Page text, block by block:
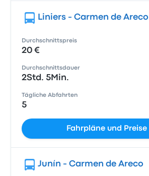
Liniers - Carmen de Areco
Durchschnittspreis
20 €
Durchschnittsdauer
2Std. 5Min.
Tägliche Abfahrten
5
Fahrpläne und Preise
Junín - Carmen de Areco